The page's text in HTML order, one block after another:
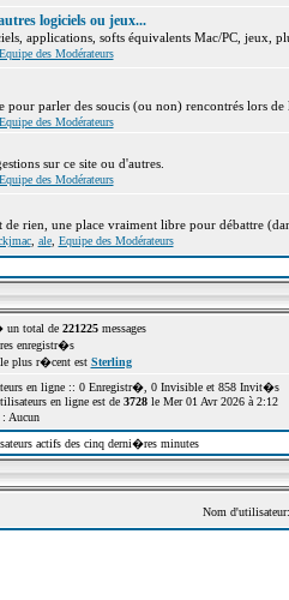
logiciels ou jeux...
applications, softs équivalents Mac/PC, jeux,
Equipe des Modérateurs
pour parler des soucis (ou non) rencontrés lors
Equipe des Modérateurs
sur ce site ou d'autres.
Equipe des Modérateurs
de rien, une place vraiment libre pour débattre
, ale, Equipe des Modérateurs
un total de 221225messages
enregistr�s
plus r�cent est Sterling
en ligne :: 0 Enregistr�, 0 Invisible et 858 Invit�s
en ligne est de 3728le Mer 01 Avr 2026 à 2:12
Aucun
actifs des cinq derni�res minutes
Nom d'utilisateur: